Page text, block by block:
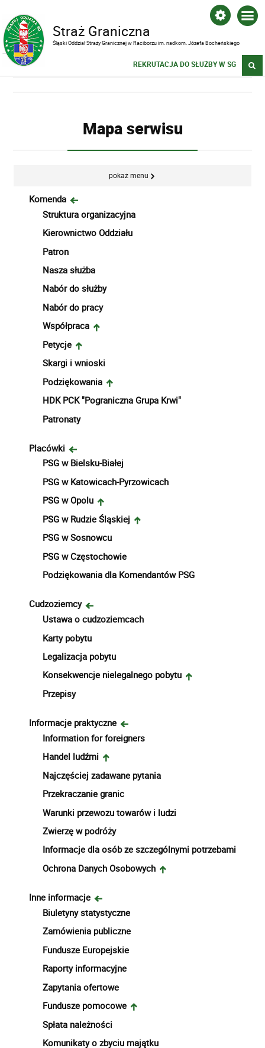
Straż Graniczna
Śląski Oddział Straży Granicznej w Raciborzu im. nadkom. Józefa Bocheńskiego
REKRUTACJA DO SŁUŻBY W SG
Mapa serwisu
pokaż menu
Komenda
Struktura organizacyjna
Kierownictwo Oddziału
Patron
Nasza służba
Nabór do służby
Nabór do pracy
Współpraca
Petycje
Skargi i wnioski
Podziękowania
HDK PCK "Pograniczna Grupa Krwi"
Patronaty
Placówki
PSG w Bielsku-Białej
PSG w Katowicach-Pyrzowicach
PSG w Opolu
PSG w Rudzie Śląskiej
PSG w Sosnowcu
PSG w Częstochowie
Podziękowania dla Komendantów PSG
Cudzoziemcy
Ustawa o cudzoziemcach
Karty pobytu
Legalizacja pobytu
Konsekwencje nielegalnego pobytu
Przepisy
Informacje praktyczne
Information for foreigners
Handel ludźmi
Najczęściej zadawane pytania
Przekraczanie granic
Warunki przewozu towarów i ludzi
Zwierzę w podróży
Informacje dla osób ze szczególnymi potrzebami
Ochrona Danych Osobowych
Inne informacje
Biuletyny statystyczne
Zamówienia publiczne
Fundusze Europejskie
Raporty informacyjne
Zapytania ofertowe
Fundusze pomocowe
Spłata należności
Komunikaty o zbyciu majątku